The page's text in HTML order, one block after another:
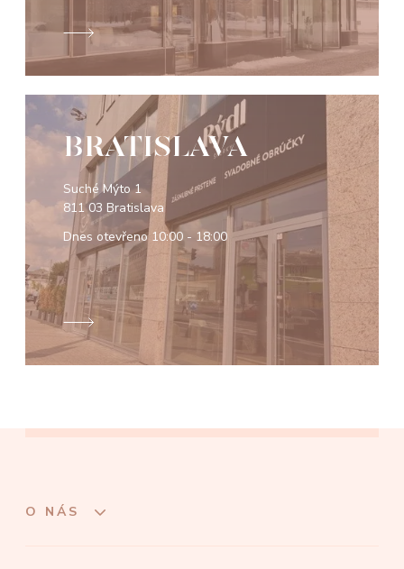
BRATISLAVA
Suché Mýto 1
811 03 Bratislava
Dnes otevřeno 10:00 - 18:00
O NÁS